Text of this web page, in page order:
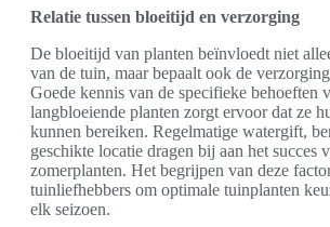
Relatie tussen bloeitijd en verzorging
De bloeitijd van planten beïnvloedt niet
van de tuin, maar bepaalt ook de
Goede kennis van de specifieke behoeften
langbloeiende planten zorgt ervoor dat ze
kunnen bereiken. Regelmatige watergift,
geschikte locatie dragen bij aan het succes
zomerplanten. Het begrijpen van deze
tuinliefhebbers om optimale tuinplanten
elk seizoen.